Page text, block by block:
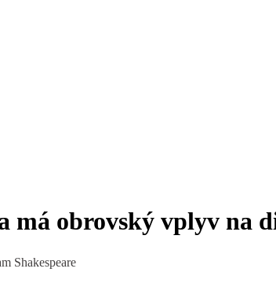
má obrovský vplyv na
Shakespeare